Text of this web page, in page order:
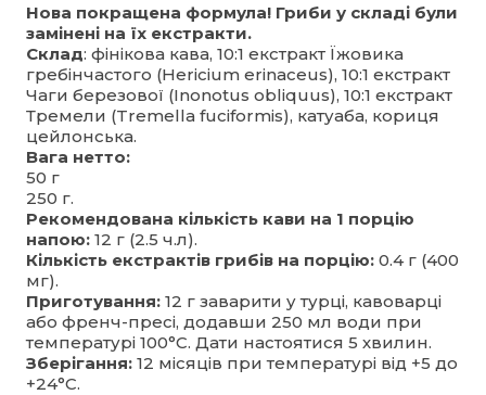
Нова покращена формула! Гриби у складі були
замінені на їх екстракти.
Склад: фінікова кава, 10:1 екстракт Їжовика
гребінчастого (Hericium erinaceus), 10:1 екстракт
Чаги березової (Inonotus obliquus), 10:1 екстракт
Тремели (Tremella fuciformis), катуаба, кориця
цейлонська.
Вага нетто:
50 г
250 г.
Рекомендована кількість кави на 1 порцію
напою: 12 г (2.5 ч.л).
Кількість екстрактів грибів на порцію: 0.4 г (400
мг).
Приготування: 12 г заварити у турці, кавоварці
або френч-пресі, додавши 250 мл води при
температурі 100°С. Дати настоятися 5 хвилин.
Зберігання: 12 місяців при температурі від +5 до
+24°С.